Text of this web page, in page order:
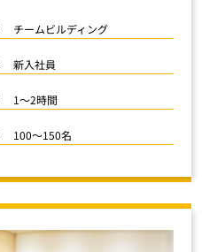
チームビルディング
新入社員
1～2時間
100～150名